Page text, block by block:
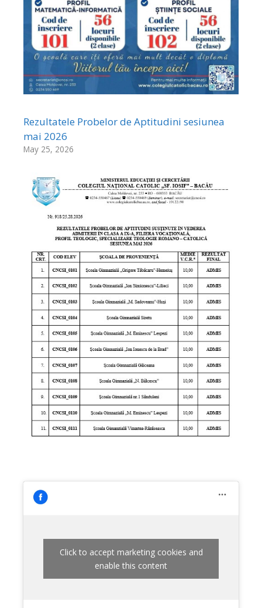
Rezultatele Probelor de Aptitudini sesiunea
mai 2026
May 25, 2026
Click to accept marketing cookies and
enable this content